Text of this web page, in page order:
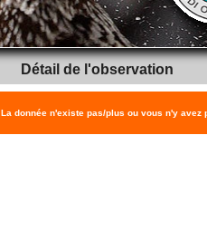
Détail de l'observation
La donnée n'existe pas/plus ou vous n'y avez